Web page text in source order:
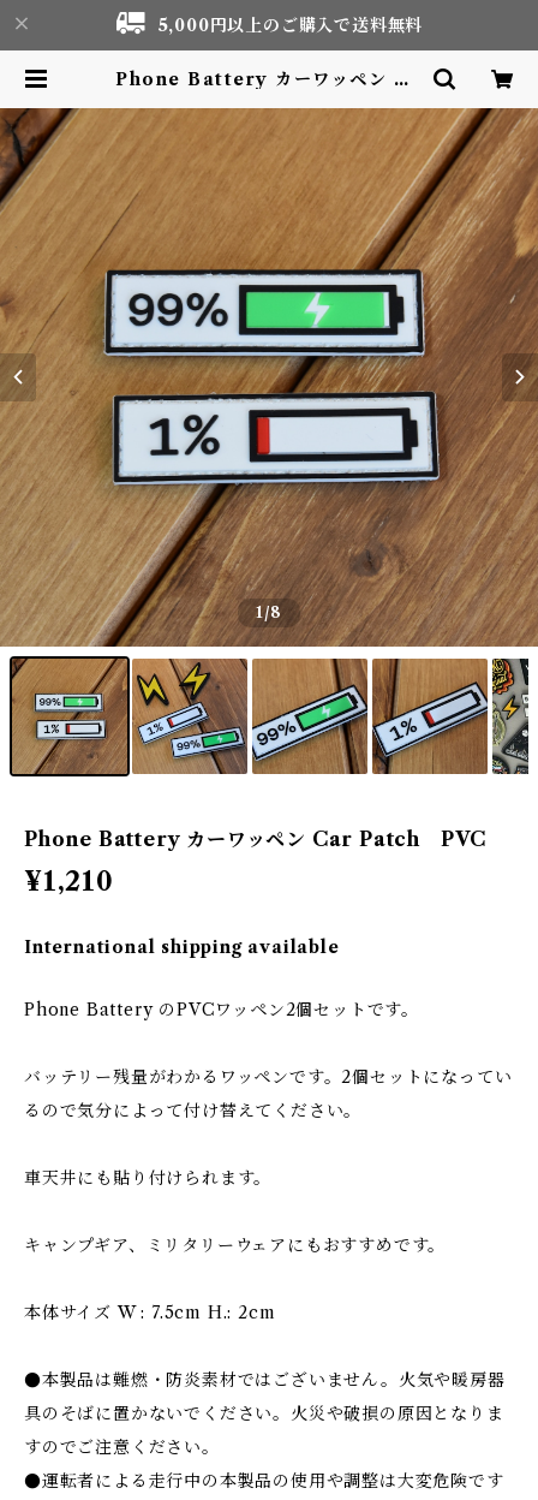
5,000円以上のご購入で送料無料
Phone Battery カーワッペン Ca
Outdoor Adventure Tourism
gear shop
1/8
Phone Battery カーワッペン Car Patch PVC
¥1,210
International shipping available
Phone Battery のPVCワッペン2個セットです。
バッテリー残量がわかるワッペンです。2個セットになってい
るので気分によって付け替えてください。
車天井にも貼り付けられます。
キャンプギア、ミリタリーウェアにもおすすめです。
本体サイズ W : 7.5cm H.: 2cm
●本製品は難燃・防炎素材ではございません。火気や暖房器
具のそばに置かないでください。火災や破損の原因となりま
すのでご注意ください。
●運転者による走行中の本製品の使用や調整は大変危険です